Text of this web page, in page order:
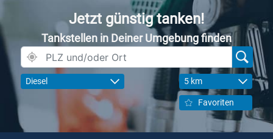
Jetzt günstig tanken!
Tankstellen in Deiner Umgebung finden
Diesel 5 km
Favoriten